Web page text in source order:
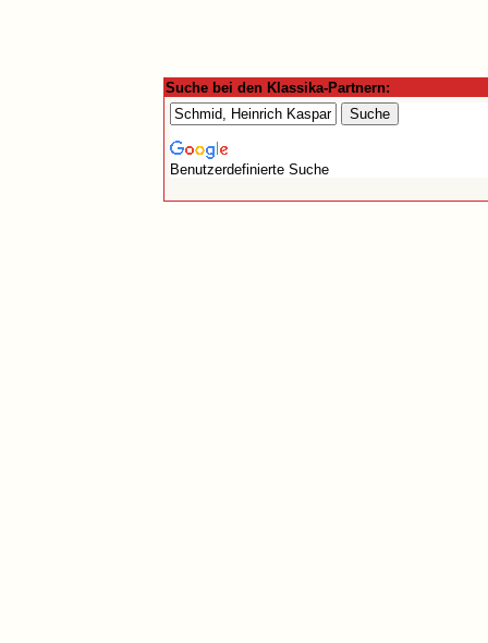
Suche bei den Klassika-Partnern:
Benutzerdefinierte Suche